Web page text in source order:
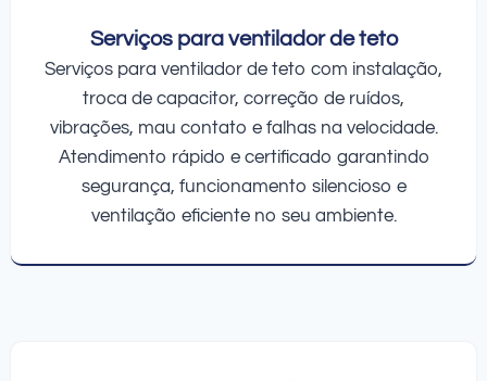
Serviços para ventilador de teto
Serviços para ventilador de teto com instalação,
troca de capacitor, correção de ruídos,
vibrações, mau contato e falhas na velocidade.
Atendimento rápido e certificado garantindo
segurança, funcionamento silencioso e
ventilação eficiente no seu ambiente.